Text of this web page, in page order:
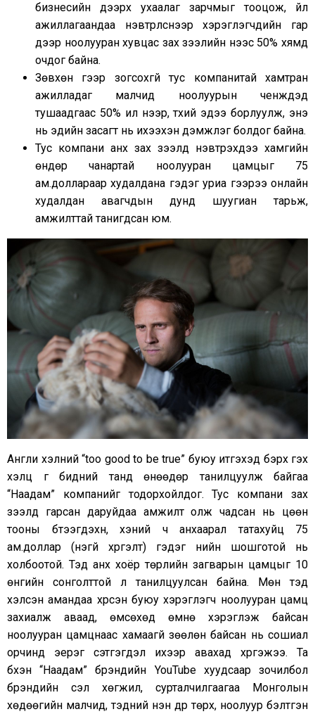
бизнесийн дээрх ухаалаг зарчмыг тооцож, үйл
ажиллагаандаа нэвтрүүлснээр хэрэглэгчдийн гар
дээр ноолууран хувцас зах зээлийн үнээс 50% хямд
очдог байна.
Зөвхөн үүгээр зогсохгүй тус компанитай хамтран
ажилладаг малчид ноолуурын ченжүүдэд
тушаадгаас 50% илүү үнээр, түүхий эдээ борлуулж, энэ
нь эдийн засагт нь ихээхэн дэмжлэг болдог байна.
Тус компани анх зах зээлд нэвтрэхдээ хамгийн
өндөр чанартай ноолууран цамцыг 75
ам.доллараар худалдана гэдэг уриа үгээрээ онлайн
худалдан авагчдын дунд шуугиан тарьж,
амжилттай танигдсан юм.
Англи хэлний “too good to be true” буюу итгэхэд бэрх гэх
хэлц үг бидний танд өнөөдөр танилцуулж байгаа
“Наадам” компанийг тодорхойлдог. Тус компани зах
зээлд гарсан даруйдаа амжилт олж чадсан нь цөөн
тооны бүтээгдэхүүн, хэний ч анхаарал татахуйц 75
ам.доллар (үнэгүй хүргэлт) гэдэг үнийн шошготой нь
холбоотой. Тэд анх хоёр төрлийн загварын цамцыг 10
өнгийн сонголттой л танилцуулсан байна. Мөн тэд
хэлсэн амандаа хүрсэн буюу хэрэглэгч ноолууран цамц
захиалж аваад, өмсөхөд өмнө хэрэглэж байсан
ноолууран цамцнаас хамаагүй зөөлөн байсан нь сошиал
орчинд эерэг сэтгэгдэл ихээр авахад хүргэжээ. Та
бүхэн “Наадам” брэндийн YouTube хуудсаар зочилбол
брэндийн үүсэл хөгжил, сурталчилгаагаа Монголын
хөдөөгийн малчид, тэдний үнэн дүр төрх, ноолуур бэлтгэн